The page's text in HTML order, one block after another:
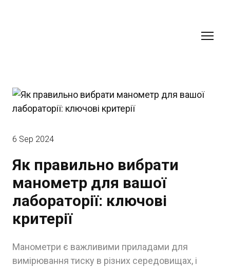
6 Sep 2024
Як правильно вибрати
манометр для вашої
лабораторії: ключові
критерії
Манометри є важливими приладами для
вимірювання тиску в різних середовищах, і